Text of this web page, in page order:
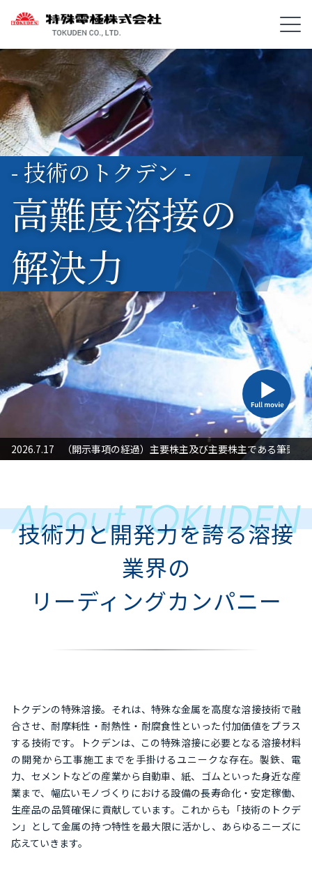
- 技術のトクデン -
高難度溶接の
解決力
対応」に関するお知らせ
2026.7.17 （開示事項の経過）主要株主及び主要株主である筆頭
技術力と開発力を誇る溶接
業界の
リーディングカンパニー
トクデンの特殊溶接。それは、特殊な金属を高度な溶接技術で融
合させ、耐摩耗性・耐熱性・耐腐食性といった付加価値をプラス
する技術です。トクデンは、この特殊溶接に必要となる溶接材料
の開発から工事施工までを手掛けるユニークな存在。製鉄、電
力、セメントなどの産業から自動車、紙、ゴムといった身近な産
業まで、幅広いモノづくりにおける設備の長寿命化・安定稼働、
生産品の品質確保に貢献しています。これからも「技術のトクデ
ン」として金属の持つ特性を最大限に活かし、あらゆるニーズに
応えていきます。